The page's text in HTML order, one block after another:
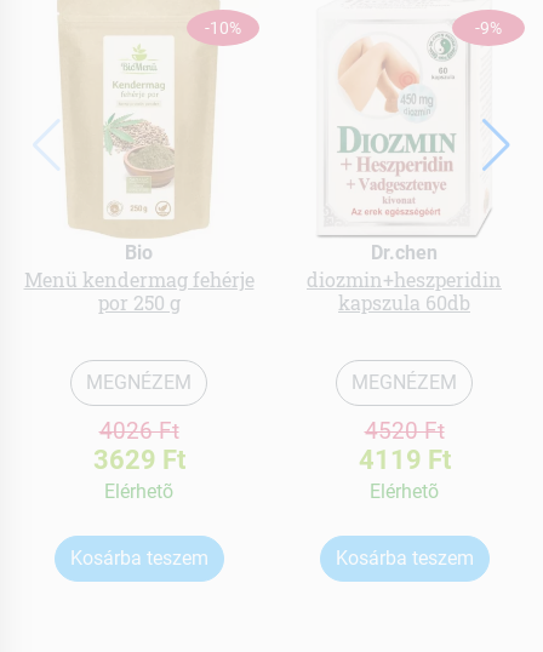
-10%
Bio
Menü kendermag fehérje
por 250 g
MEGNÉZEM
4026 Ft
3629 Ft
Elérhetõ
Kosárba teszem
-9%
Dr.chen
diozmin+heszperidin
kapszula 60db
MEGNÉZEM
4520 Ft
4119 Ft
Elérhetõ
Kosárba teszem